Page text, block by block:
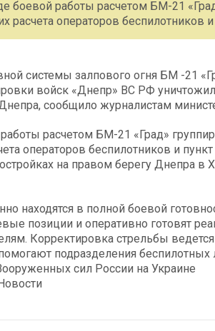
боевой работы расчетом БМ-21
расчета операторов беспилотников
системы залпового огня БМ -21
войск «Днепр» ВС РФ
сообщило журналистам
расчетом БМ-21 «Град»
операторов беспилотников и
на правом берегу Днепра в
находятся в полной боевой
позиции и оперативно готовят
Корректировка стрельбы
подразделения беспилотных
сил России на Украине